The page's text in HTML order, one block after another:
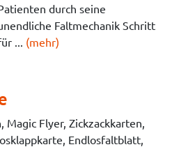
durch seine
Faltmechanik Schritt
... (mehr)
Flyer, Zickzackkarten,
Endlosfaltblatt,